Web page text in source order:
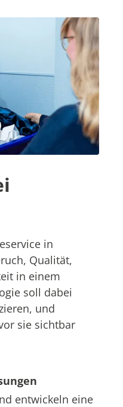
in
Qualität,
in einem
soll dabei
und
sie sichtbar
entwickeln eine